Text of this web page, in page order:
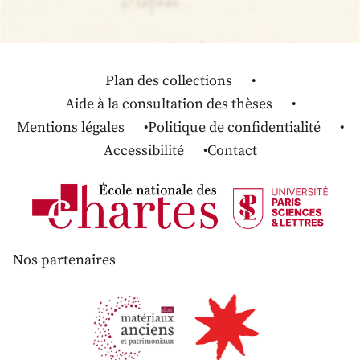
Plan des collections
Aide à la consultation des thèses
Mentions légales
Politique de confidentialité
Accessibilité
Contact
Nos partenaires